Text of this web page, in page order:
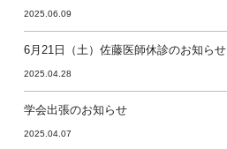
2025.06.09
6月21日（土）佐藤医師休診のお知らせ
2025.04.28
学会出張のお知らせ
2025.04.07